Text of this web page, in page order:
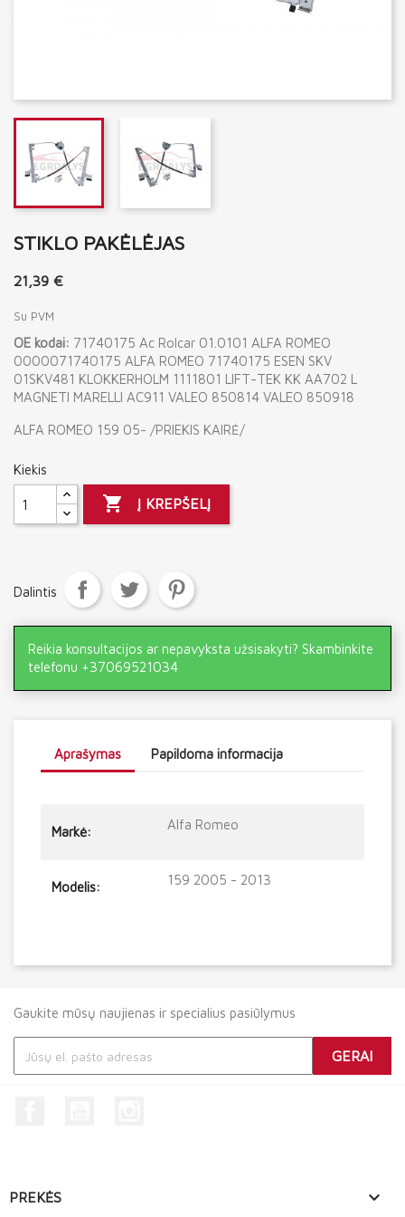
STIKLO PAKĖLĖJAS
21,39 €
Su PVM
OE kodai: 71740175 Ac Rolcar 01.0101 ALFA ROMEO
0000071740175 ALFA ROMEO 71740175 ESEN SKV
01SKV481 KLOKKERHOLM 1111801 LIFT-TEK KK AA702 L
MAGNETI MARELLI AC911 VALEO 850814 VALEO 850918
ALFA ROMEO 159 05- /PRIEKIS KAIRĖ/
Kiekis
 Į KREPŠELĮ
Dalintis
Reikia konsultacijos ar nepavyksta užsisakyti? Skambinkite
telefonu +37069521034
Aprašymas Papildoma informacija
Markė: Alfa Romeo
Modelis: 159 2005 - 2013
Gaukite mūsų naujienas ir specialius pasiūlymus
PREKĖS 